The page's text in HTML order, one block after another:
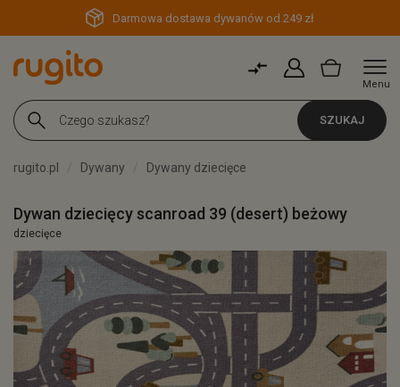
Darmowa dostawa dywanów od 249 zł
Menu
SZUKAJ
rugito.pl Dywany Dywany dziecięce
Dywan dziecięcy scanroad 39 (desert) beżowy
dziecięce